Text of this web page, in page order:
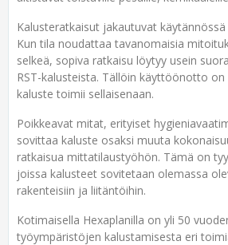
Kalusteratkaisut jakautuvat
Kun tila noudattaa tavanomaisia
selkeä, sopiva ratkaisu löytyy usein
RST-kalusteista. Tällöin käyttöönotto
kaluste toimii sellaisenaan.
Poikkeavat mitat, erityiset
sovittaa kaluste osaksi muuta
ratkaisua mittatilaustyöhön. Tämä on
joissa kalusteet sovitetaan olemassa
rakenteisiin ja liitäntöihin.
Kotimaisella Hexaplanilla on yli 50
työympäristöjen kalustamisesta eri